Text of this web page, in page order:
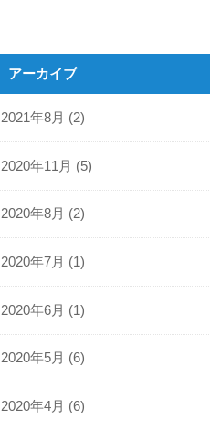
アーカイブ
2021年8月 (2)
2020年11月 (5)
2020年8月 (2)
2020年7月 (1)
2020年6月 (1)
2020年5月 (6)
2020年4月 (6)